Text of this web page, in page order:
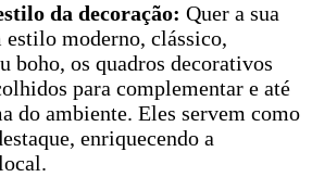
da decoração: Quer a sua
estilo moderno, clássico,
boho, os quadros decorativos
para complementar e até
do ambiente. Eles servem como
enriquecendo a